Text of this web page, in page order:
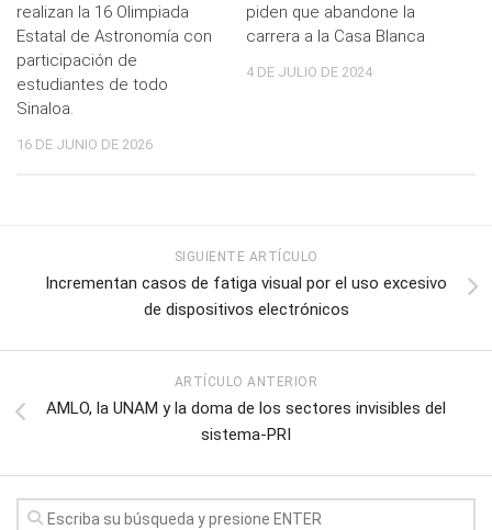
realizan la 16 Olimpiada
Estatal de Astronomía con
participación de
estudiantes de todo
Sinaloa.
16 DE JUNIO DE 2026
piden que abandone la
carrera a la Casa Blanca
4 DE JULIO DE 2024
SIGUIENTE ARTÍCULO
Incrementan casos de fatiga visual por el uso excesivo
de dispositivos electrónicos
ARTÍCULO ANTERIOR
AMLO, la UNAM y la doma de los sectores invisibles del
sistema-PRI